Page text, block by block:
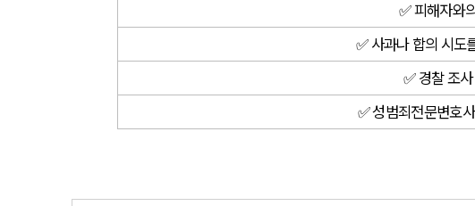
✅ 피해자와
✅ 사과나 합의 시도
✅ 경찰 조
✅ 성범죄전문변호